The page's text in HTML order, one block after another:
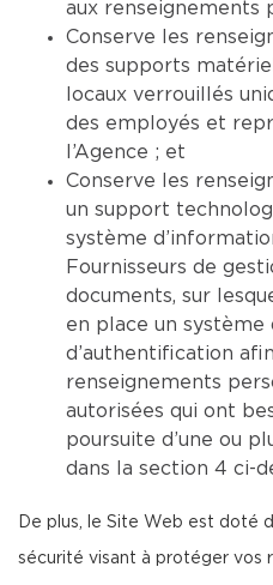
aux renseignements
Conserve les
des supports
locaux verrouillés
des employés et
l’Agence ; et
Conserve les
un support
système
Fournisseurs de
documents, sur
en place un système
d’authentification
renseignements
autorisées qui ont
poursuite d’une ou
dans la section 4 ci-
De plus, le Site Web est doté
sécurité visant à protéger vos